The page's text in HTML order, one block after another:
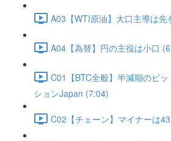
A03【WTI原油】大口主導は
A04【為替】円の主役は小口
C01【BTC全般】半減期のビ
ションJapan (7:04)
C02【チェーン】マイナーは